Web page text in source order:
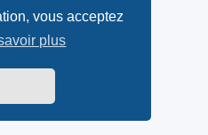
vous acceptez
plus